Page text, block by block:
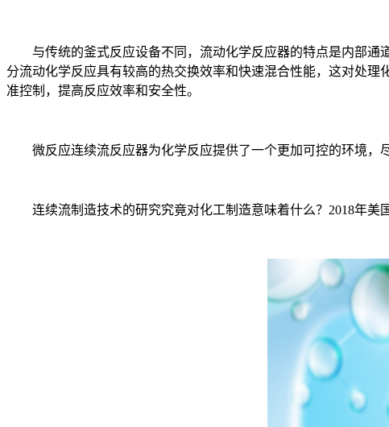
与传统的釜式反应设备不同，流动化学反应器的特点是内部通
分流动化学反应具有较高的热交换效率和快速混合性能，这对处
准控制，提高反应效率和安全性。
微反应连续流反应器为化学反应提供了一个更加可控的环境，
连续流制造技术的研究究竟对化工制造意味着什么？2018年美